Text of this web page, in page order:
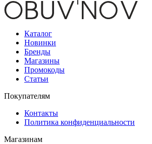
Каталог
Новинки
Бренды
Магазины
Промокоды
Статьи
Покупателям
Контакты
Политика конфиденциальности
Магазинам